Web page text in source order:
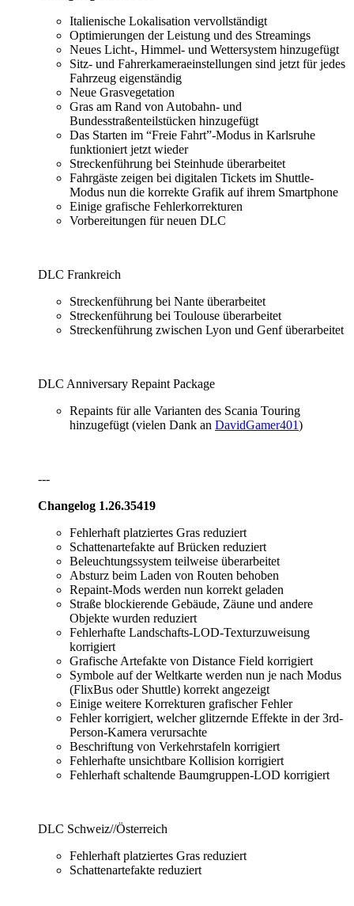
Italienische Lokalisation vervollständigt
Optimierungen der Leistung und des Streamings
Neues Licht-, Himmel- und Wettersystem hinzugefügt
Sitz- und Fahrerkameraeinstellungen sind jetzt für jedes
Fahrzeug eigenständig
Neue Grasvegetation
Gras am Rand von Autobahn- und
Bundesstraßenteilstücken hinzugefügt
Das Starten im “Freie Fahrt”-Modus in Karlsruhe
funktioniert jetzt wieder
Streckenführung bei Steinhude überarbeitet
Fahrgäste zeigen bei digitalen Tickets im Shuttle-
Modus nun die korrekte Grafik auf ihrem Smartphone
Einige grafische Fehlerkorrekturen
Vorbereitungen für neuen DLC
DLC Frankreich
Streckenführung bei Nante überarbeitet
Streckenführung bei Toulouse überarbeitet
Streckenführung zwischen Lyon und Genf überarbeitet
DLC Anniversary Repaint Package
Repaints für alle Varianten des Scania Touring
hinzugefügt (vielen Dank an DavidGamer401)
---
Changelog 1.26.35419
Fehlerhaft platziertes Gras reduziert
Schattenartefakte auf Brücken reduziert
Beleuchtungssystem teilweise überarbeitet
Absturz beim Laden von Routen behoben
Repaint-Mods werden nun korrekt geladen
Straße blockierende Gebäude, Zäune und andere
Objekte wurden reduziert
Fehlerhafte Landschafts-LOD-Texturzuweisung
korrigiert
Grafische Artefakte von Distance Field korrigiert
Symbole auf der Weltkarte werden nun je nach Modus
(FlixBus oder Shuttle) korrekt angezeigt
Einige weitere Korrekturen grafischer Fehler
Fehler korrigiert, welcher glitzernde Effekte in der 3rd-
Person-Kamera verursachte
Beschriftung von Verkehrstafeln korrigiert
Fehlerhafte unsichtbare Kollision korrigiert
Fehlerhaft schaltende Baumgruppen-LOD korrigiert
DLC Schweiz//Österreich
Fehlerhaft platziertes Gras reduziert
Schattenartefakte reduziert